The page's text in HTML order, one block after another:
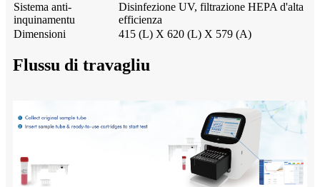
Sistema anti-
inquinamentu
Disinfezione UV, filtrazione HEPA d'alta
efficienza
Dimensioni
415 (L) X 620 (L) X 579 (A)
Flussu di travagliu